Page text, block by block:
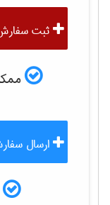
ثبت
ارسال